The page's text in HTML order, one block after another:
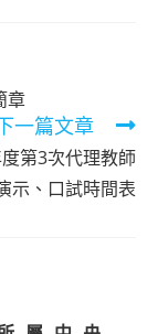
章
一篇文章
第3次代理教師
示、口試時間表